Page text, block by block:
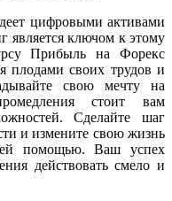
цифровыми активами
является ключом к этому
Прибыль на Форекс
плодами своих трудов и
свою мечту на
стоит вам
Сделайте шаг
и измените свою жизнь
помощью. Ваш успех
действовать смело и